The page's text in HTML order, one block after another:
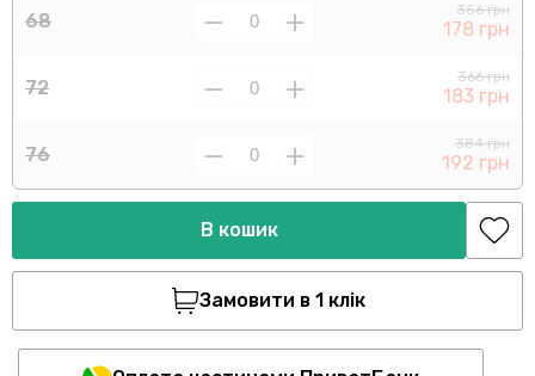
68
72
76
356 грн
178 грн
366 грн
183 грн
384 грн
192 грн
В кошик
Замовити в 1 клік